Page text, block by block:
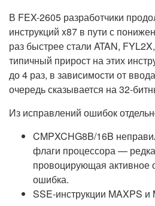
В FEX-2605 разработчики
инструкций x87 в пути с
раз быстрее стали ATAN,
типичный прирост на этих
до 4 раз, в зависимости от
очередь сказывается на 32-
Из исправлений ошибок
CMPXCHG8B/16B
флаги процессора —
провоцирующая активное
ошибка.
SSE-инструкции MAXPS и